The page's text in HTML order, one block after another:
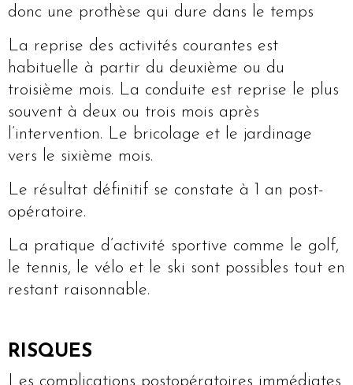
donc une prothèse qui dure dans le temps
La reprise des activités courantes est
habituelle à partir du deuxième ou du
troisième mois. La conduite est reprise le plus
souvent à deux ou trois mois après
l’intervention. Le bricolage et le jardinage
vers le sixième mois.
Le résultat définitif se constate à 1 an post-
opératoire.
La pratique d’activité sportive comme le golf,
le tennis, le vélo et le ski sont possibles tout en
restant raisonnable.
RISQUES